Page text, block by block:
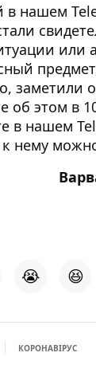
в нашем
или
заметили
об этом в
в нашем
нему
😭 😆
КОРОНАВІРУС